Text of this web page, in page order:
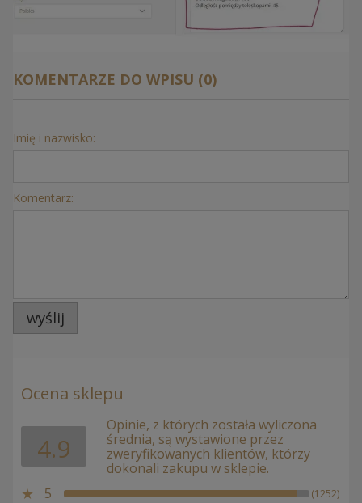
KOMENTARZE DO WPISU (0)
Imię i nazwisko:
Komentarz:
wyślij
Ocena sklepu
4.9
Opinie, z których została wyliczona
średnia, są wystawione przez
zweryfikowanych klientów, którzy
dokonali zakupu w sklepie.
5
(1252)